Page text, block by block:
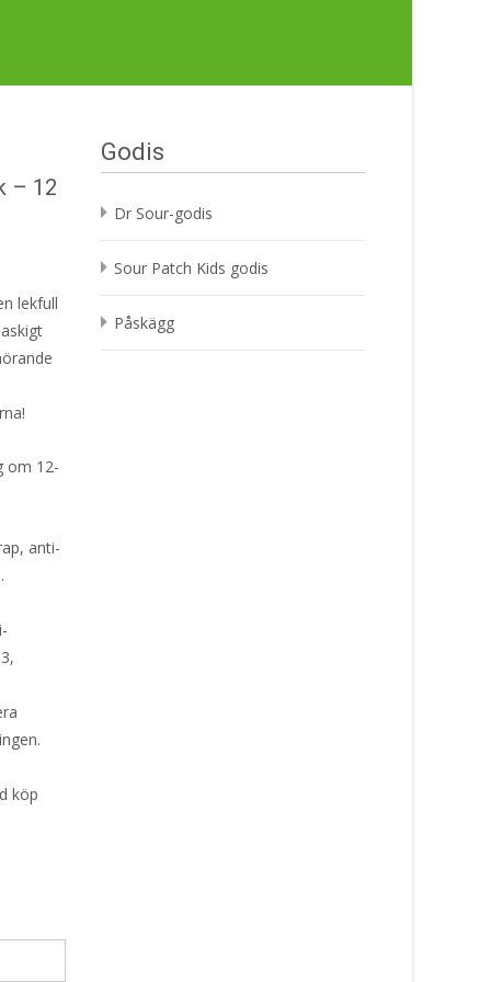
– 12
lekfull
om 12-
anti-
köp
Godis
Dr Sour-godis
Sour Patch Kids godis
Påskägg